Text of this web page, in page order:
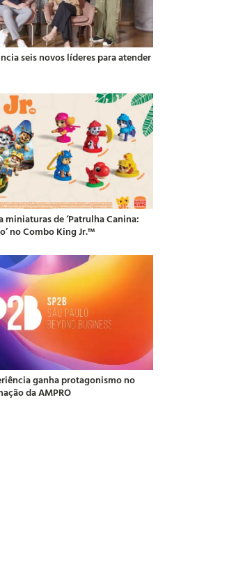
seis novos líderes para atender
miniaturas de ‘Patrulha Canina:
no Combo King Jr.™
ganha protagonismo no
da AMPRO